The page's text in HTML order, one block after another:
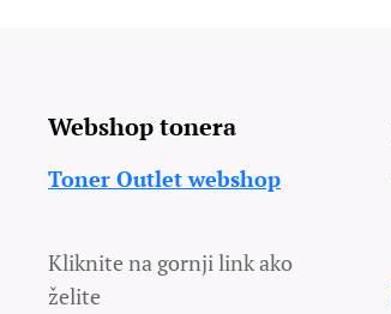
Webshop tonera
Toner Outlet webshop
Kliknite na gornji link ako
želite